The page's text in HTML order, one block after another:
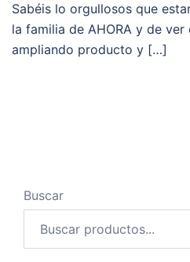
Sabéis lo orgullosos que
la familia de AHORA y de
ampliando producto y […]
Buscar